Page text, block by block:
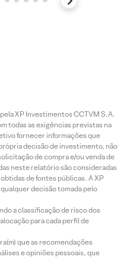
XP Investimentos CCTVM S.A.
todas as exigências previstas na
fornecer informações que
decisão de investimento, não
de compra e/ou venda de
neste relatório são consideradas
de fontes públicas. A XP
decisão tomada pelo
a classificação de risco dos
para cada perfil de
que as recomendações
e opiniões pessoais, que